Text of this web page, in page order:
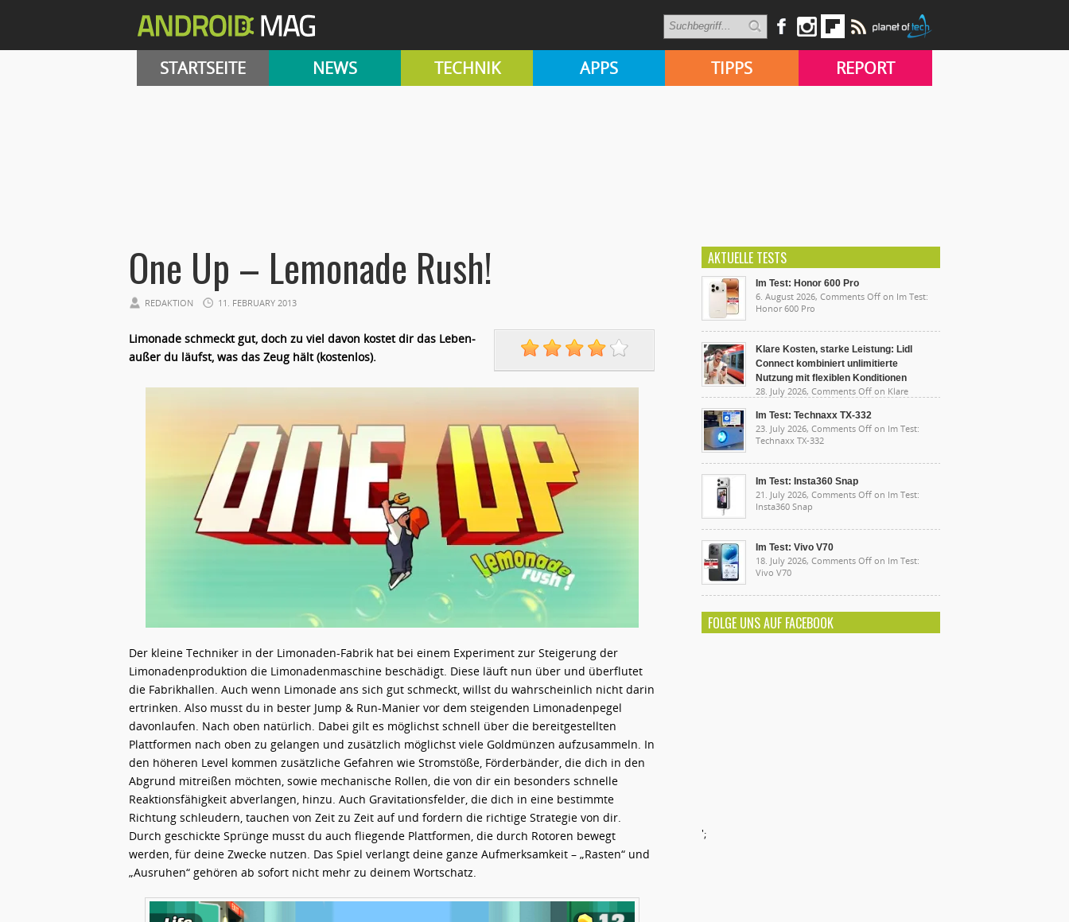
STARTSEITE NEWS TECHNIK APPS TIPPS REPORT
One Up – Lemonade Rush!
REDAKTION 11. FEBRUARY 2013
Limonade schmeckt gut, doch zu viel davon kostet dir das Leben-
außer du läufst, was das Zeug hält (kostenlos).
Der kleine Techniker in der Limonaden-Fabrik hat bei einem Experiment zur Steigerung der
Limonadenproduktion die Limonadenmaschine beschädigt. Diese läuft nun über und überflutet
die Fabrikhallen. Auch wenn Limonade ans sich gut schmeckt, willst du wahrscheinlich nicht darin
ertrinken. Also musst du in bester Jump & Run-Manier vor dem steigenden Limonadenpegel
davonlaufen. Nach oben natürlich. Dabei gilt es möglichst schnell über die bereitgestellten
Plattformen nach oben zu gelangen und zusätzlich möglichst viele Goldmünzen aufzusammeln. In
den höheren Level kommen zusätzliche Gefahren wie Stromstöße, Förderbänder, die dich in den
Abgrund mitreißen möchten, sowie mechanische Rollen, die von dir ein besonders schnelle
Reaktionsfähigkeit abverlangen, hinzu. Auch Gravitationsfelder, die dich in eine bestimmte
Richtung schleudern, tauchen von Zeit zu Zeit auf und fordern die richtige Strategie von dir.
Durch geschickte Sprünge musst du auch fliegende Plattformen, die durch Rotoren bewegt
werden, für deine Zwecke nutzen. Das Spiel verlangt deine ganze Aufmerksamkeit – „Rasten“ und
„Ausruhen“ gehören ab sofort nicht mehr zu deinem Wortschatz.
AKTUELLE TESTS
Im Test: Honor 600 Pro
6. August 2026, Comments Off on Im Test:
Honor 600 Pro
Klare Kosten, starke Leistung: Lidl
Connect kombiniert unlimitierte
Nutzung mit flexiblen Konditionen
28. July 2026, Comments Off on Klare
unlimitierte Nutzung mit flexiblen Konditionen
Im Test: Technaxx TX-332
23. July 2026, Comments Off on Im Test:
Technaxx TX-332
Im Test: Insta360 Snap
21. July 2026, Comments Off on Im Test:
Insta360 Snap
Im Test: Vivo V70
18. July 2026, Comments Off on Im Test:
Vivo V70
FOLGE UNS AUF FACEBOOK
';